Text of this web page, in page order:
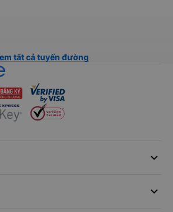
tất cả tuyến đường
keyboard_arrow_down
keyboard_arrow_down